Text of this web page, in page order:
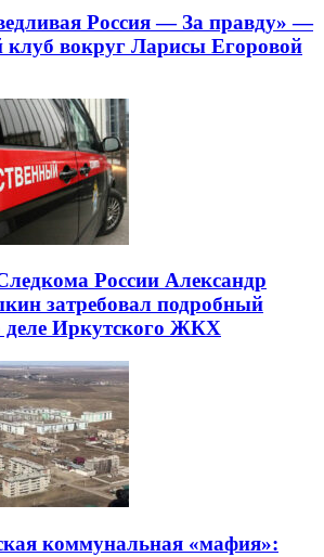
Россия — За правду» —
клуб вокруг Ларисы Егоровой
России Александр
затребовал подробный
деле Иркутского ЖКХ
коммунальная «мафия»: